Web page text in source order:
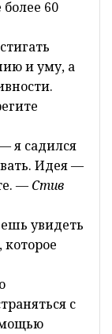
60
и уму, а
я садился
Идея —
— Стив
увидеть
которое
с